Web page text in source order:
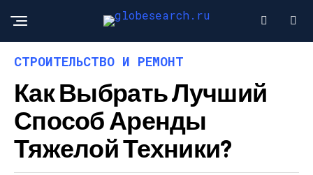
СТРОИТЕЛЬСТВО И РЕМОНТ
Как Выбрать Лучший
Способ Аренды
Тяжелой Техники?